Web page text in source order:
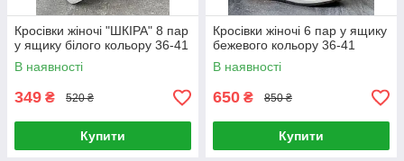
Кросівки жіночі "ШКІРА" 8 пар
у ящику білого кольору 36-41
В наявності
349 ₴ 520 ₴
Купити
Кросівки жіночі 6 пар у ящику
бежевого кольору 36-41
В наявності
650 ₴ 850 ₴
Купити